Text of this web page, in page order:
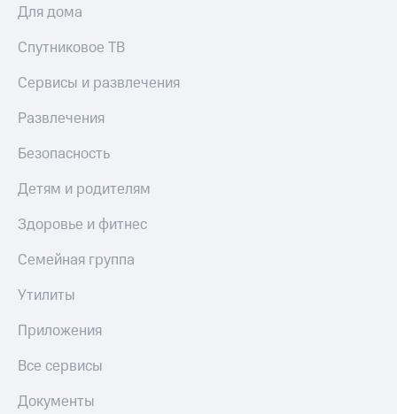
Для дома
Спутниковое ТВ
Сервисы и развлечения
Развлечения
Безопасность
Детям и родителям
Здоровье и фитнес
Семейная группа
Утилиты
Приложения
Все сервисы
Документы